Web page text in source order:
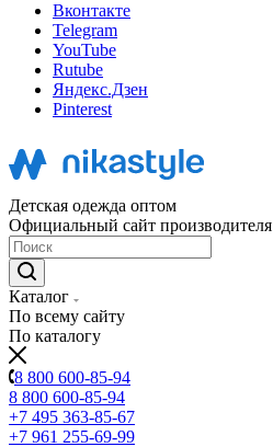
Вконтакте
Telegram
YouTube
Rutube
Яндекс.Дзен
Pinterest
Детская одежда оптом
Официальный сайт производителя
Каталог
По всему сайту
По каталогу
8 800 600-85-94
8 800 600-85-94
+7 495 363-85-67
+7 961 255-69-99